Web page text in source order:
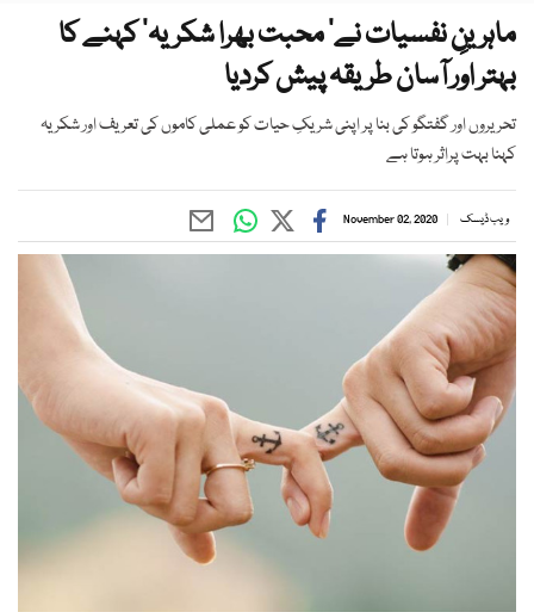
ماہرینِ نفسیات نے’ محبت بھرا شکریہ‘ کہنے کا
بہتر اور آسان طریقہ پیش کردیا
تحریروں اور گفتگو کی بنا پر اپنی شریکِ حیات کو عملی کاموں کی تعریف اور شکریہ
کہنا بہت پراثر ہوتا ہے
ویب ڈیسک November 02, 2020